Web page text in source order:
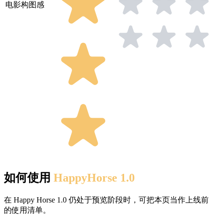
电影构图感
如何使用 HappyHorse 1.0
在 Happy Horse 1.0 仍处于预览阶段时，可把本页当作上线前
的使用清单。